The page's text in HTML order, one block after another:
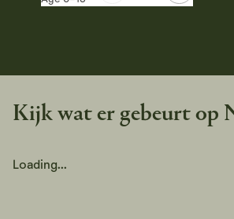
Kijk wat er gebeurt op
Loading...